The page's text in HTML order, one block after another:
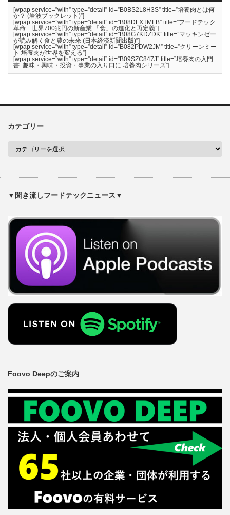
[wpap service=”with” type=”detail” id=”B0BS2L8H3S” title=”培養肉とは何
か？ (岩波ブックレット)”]
[wpap service=”with” type=”detail” id=”B08DFXTMLB” title=”フードテック
革命 世界700兆円の新産業 「食」の進化と再定義”]
[wpap service=”with” type=”detail” id=”B08G7KDZDK” title=”マッキンゼー
が読み解く食と農の未来 (日本経済新聞出版)”]
[wpap service=”with” type=”detail” id=”B082PDW2JM” title=”クリーンミー
ト 培養肉が世界を変える”]
[wpap service=”with” type=”detail” id=”B09SZC847J” title=”培養肉の入門
書: 趣味・興味・投資・事業の入り口に 培養肉シリーズ”]
カテゴリー
▼聞き流しフードテックニュース▼
Foovo Deepのご案内